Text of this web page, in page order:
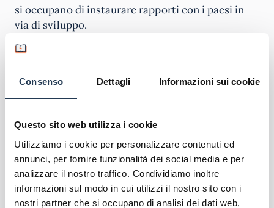
Consenso Dettagli Informazioni sui cookie
Questo sito web utilizza i cookie
Utilizziamo i cookie per personalizzare contenuti ed
annunci, per fornire funzionalità dei social media e per
analizzare il nostro traffico. Condividiamo inoltre
informazioni sul modo in cui utilizzi il nostro sito con i
nostri partner che si occupano di analisi dei dati web,
si occupano di instaurare rapporti con i paesi in
via di sviluppo.
Analista e specialista degli affari esteri ed esperto
cui il laureato in Scienze intenzionali può ambire
lavorando nelle strutture statali.
Altri sbocchi sono le società di comunicazione
(radio, TV, editoria) e gli studi legali.
Requisiti di accesso